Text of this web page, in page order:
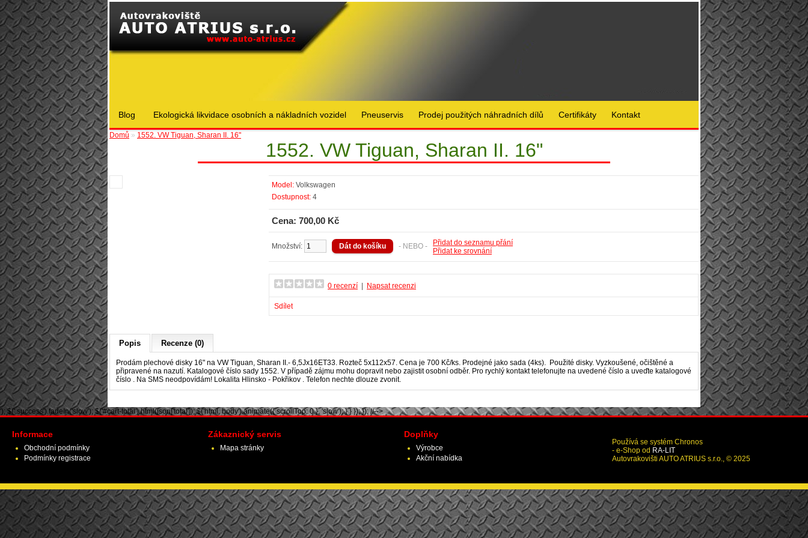
Blog Ekologická likvidace osobních a nákladních vozidel Pneuservis Prodej použitých náhradních dílů Certifikáty Kontakt
Domů » 1552. VW Tiguan, Sharan II. 16"
1552. VW Tiguan, Sharan II. 16"
Model: Volkswagen
Dostupnost: 4
Cena: 700,00 Kč
Množství: - NEBO -
Přidat do seznamu přání
Přidat ke srovnání
0 recenzí Napsat recenzi
Sdílet
Popis Recenze (0)
Prodám plechové disky 16" na VW Tiguan, Sharan II.- 6,5Jx16ET33. Rozteč 5x112x57. Cena je 700 Kč/ks. Prodejné jako sada (4ks). Použité disky. Vyzkoušené, očištěné a
připravené na nazutí. Katalogové číslo sady 1552. V případě zájmu mohu dopravit nebo zajistit osobní odběr. Pro rychlý kontakt telefonujte na uvedené číslo a uveďte katalogové
číslo . Na SMS neodpovídám! Lokalita Hlinsko - Pokřikov . Telefon nechte dlouze zvonit.
'); $('.success').fadeIn('slow'); $('#cart-total').html(json['total']); $('html, body').animate({ scrollTop: 0 }, 'slow'); } } }); }); //-->
Informace
Obchodní podmínky
Podmínky registrace
Zákaznický servis
Mapa stránky
Doplňky
Výrobce
Akční nabídka
Používá se systém Chronos
- e-Shop od RA-LIT
Autovrakovišti AUTO ATRIUS s.r.o., © 2025